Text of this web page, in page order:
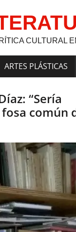
CULTURAL
ARTES PLÁSTICAS
“Sería
común